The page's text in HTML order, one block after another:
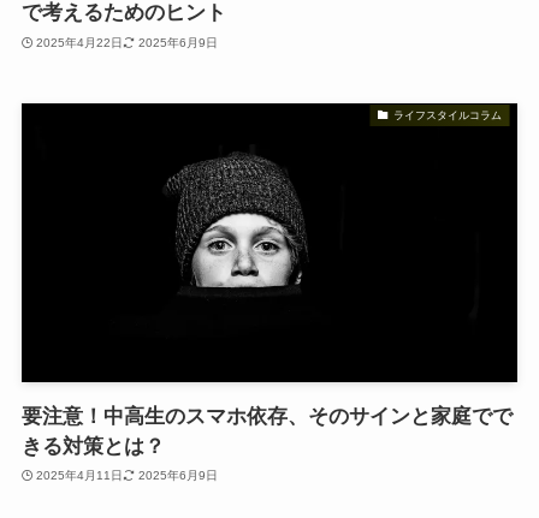
で考えるためのヒント
2025年4月22日 2025年6月9日
ライフスタイルコラム
要注意！中高生のスマホ依存、そのサインと家庭でで
きる対策とは？
2025年4月11日 2025年6月9日